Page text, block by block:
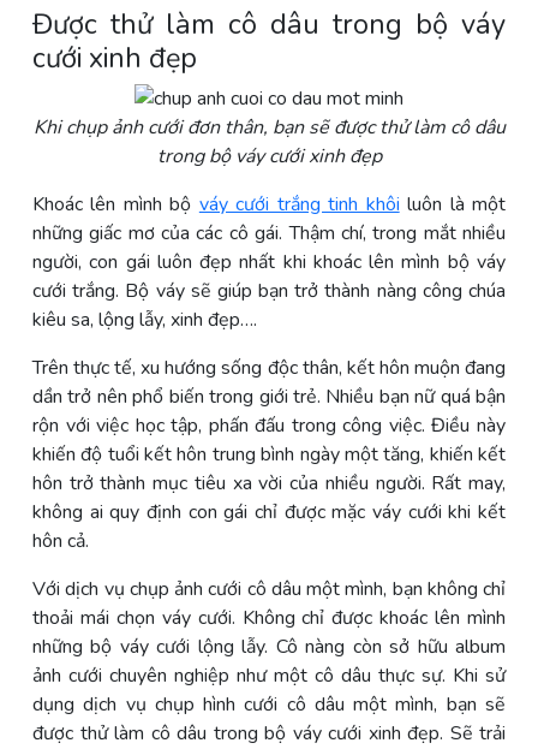
Được thử làm cô dâu trong bộ váy
cưới xinh đẹp
Khi chụp ảnh cưới đơn thân, bạn sẽ được thử làm cô dâu
trong bộ váy cưới xinh đẹp
Khoác lên mình bộ váy cưới trắng tinh khôi luôn là một
những giấc mơ của các cô gái. Thậm chí, trong mắt nhiều
người, con gái luôn đẹp nhất khi khoác lên mình bộ váy
cưới trắng. Bộ váy sẽ giúp bạn trở thành nàng công chúa
kiêu sa, lộng lẫy, xinh đẹp….
Trên thực tế, xu hướng sống độc thân, kết hôn muộn đang
dần trở nên phổ biến trong giới trẻ. Nhiều bạn nữ quá bận
rộn với việc học tập, phấn đấu trong công việc. Điều này
khiến độ tuổi kết hôn trung bình ngày một tăng, khiến kết
hôn trở thành mục tiêu xa vời của nhiều người. Rất may,
không ai quy định con gái chỉ được mặc váy cưới khi kết
hôn cả.
Với dịch vụ chụp ảnh cưới cô dâu một mình, bạn không chỉ
thoải mái chọn váy cưới. Không chỉ được khoác lên mình
những bộ váy cưới lộng lẫy. Cô nàng còn sở hữu album
ảnh cưới chuyên nghiệp như một cô dâu thực sự. Khi sử
dụng dịch vụ chụp hình cưới cô dâu một mình, bạn sẽ
được thử làm cô dâu trong bộ váy cưới xinh đẹp. Sẽ trải